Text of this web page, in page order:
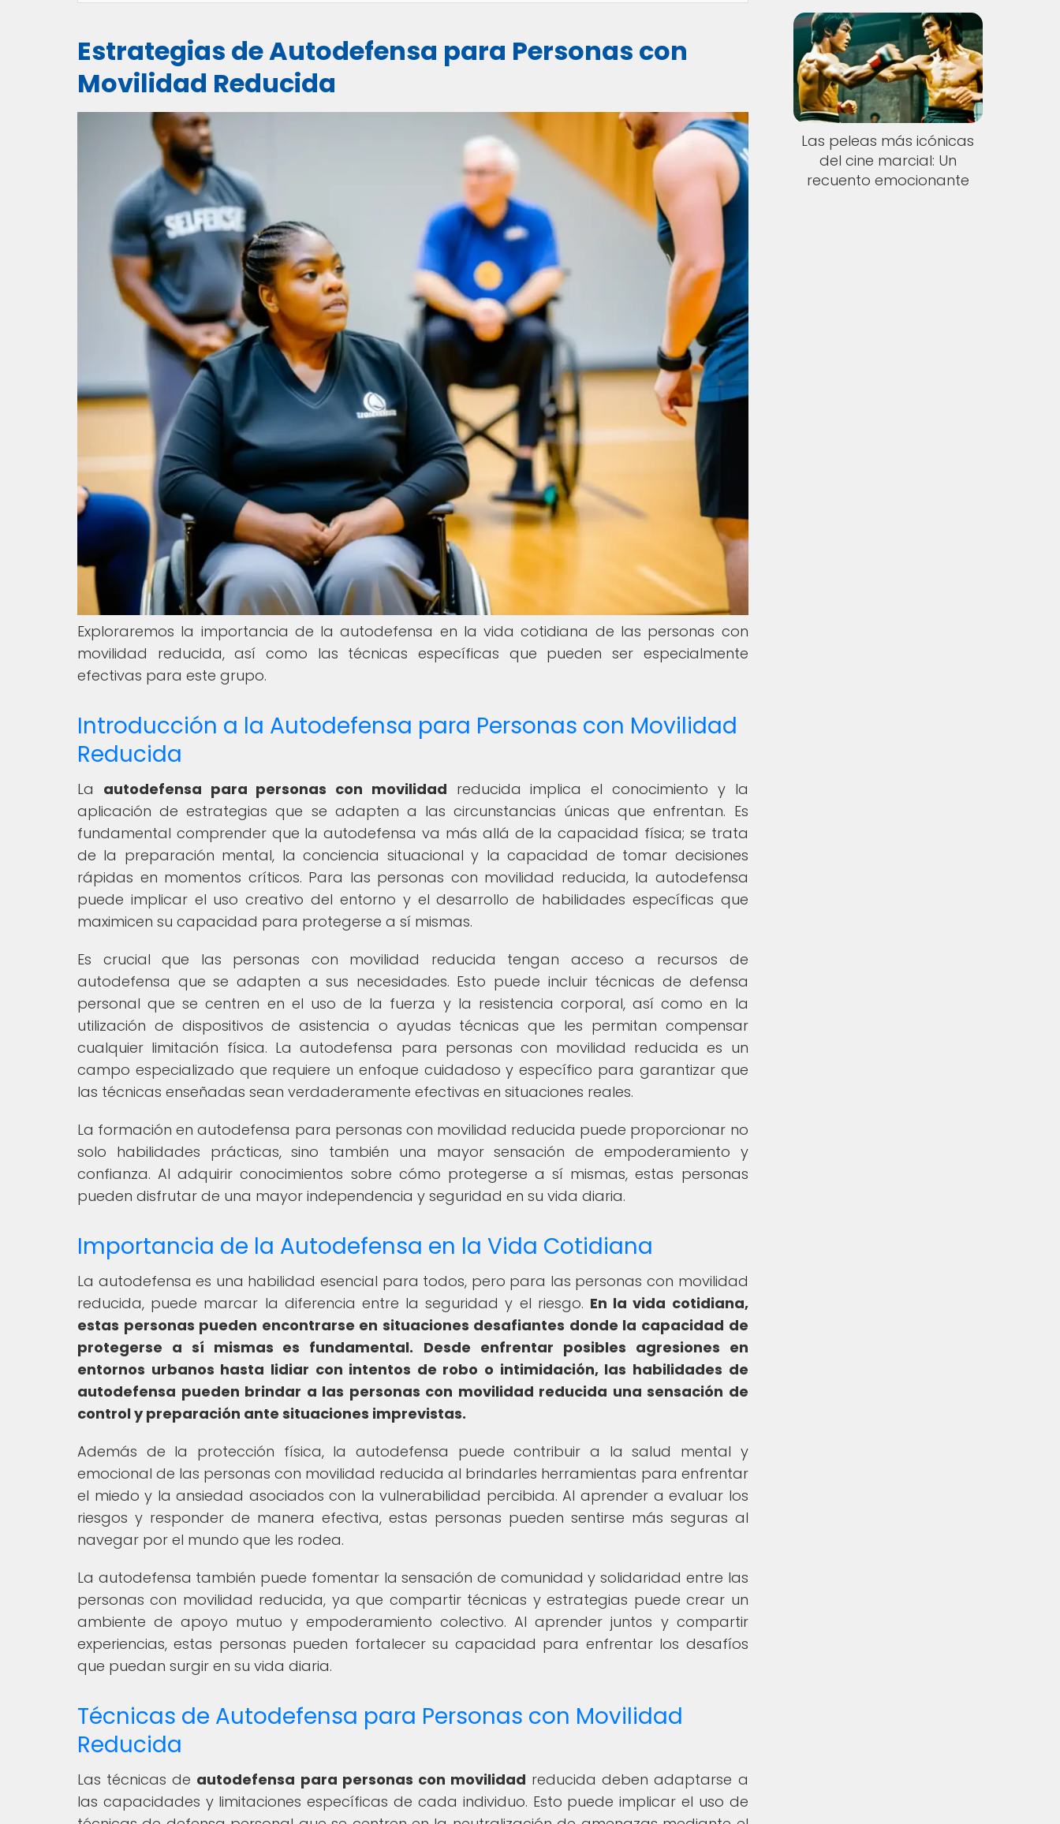
Estrategias de Autodefensa para Personas con
Movilidad Reducida
Exploraremos la importancia de la autodefensa en la vida cotidiana de las personas con
movilidad reducida, así como las técnicas específicas que pueden ser especialmente
efectivas para este grupo.
Introducción a la Autodefensa para Personas con Movilidad
Reducida
La autodefensa para personas con movilidad reducida implica el conocimiento y la
aplicación de estrategias que se adapten a las circunstancias únicas que enfrentan. Es
fundamental comprender que la autodefensa va más allá de la capacidad física; se trata
de la preparación mental, la conciencia situacional y la capacidad de tomar decisiones
rápidas en momentos críticos. Para las personas con movilidad reducida, la autodefensa
puede implicar el uso creativo del entorno y el desarrollo de habilidades específicas que
maximicen su capacidad para protegerse a sí mismas.
Es crucial que las personas con movilidad reducida tengan acceso a recursos de
autodefensa que se adapten a sus necesidades. Esto puede incluir técnicas de defensa
personal que se centren en el uso de la fuerza y la resistencia corporal, así como en la
utilización de dispositivos de asistencia o ayudas técnicas que les permitan compensar
cualquier limitación física. La autodefensa para personas con movilidad reducida es un
campo especializado que requiere un enfoque cuidadoso y específico para garantizar que
las técnicas enseñadas sean verdaderamente efectivas en situaciones reales.
La formación en autodefensa para personas con movilidad reducida puede proporcionar no
solo habilidades prácticas, sino también una mayor sensación de empoderamiento y
confianza. Al adquirir conocimientos sobre cómo protegerse a sí mismas, estas personas
pueden disfrutar de una mayor independencia y seguridad en su vida diaria.
Importancia de la Autodefensa en la Vida Cotidiana
La autodefensa es una habilidad esencial para todos, pero para las personas con movilidad
reducida, puede marcar la diferencia entre la seguridad y el riesgo. En la vida cotidiana,
estas personas pueden encontrarse en situaciones desafiantes donde la capacidad de
protegerse a sí mismas es fundamental. Desde enfrentar posibles agresiones en
entornos urbanos hasta lidiar con intentos de robo o intimidación, las habilidades de
autodefensa pueden brindar a las personas con movilidad reducida una sensación de
control y preparación ante situaciones imprevistas.
Además de la protección física, la autodefensa puede contribuir a la salud mental y
emocional de las personas con movilidad reducida al brindarles herramientas para enfrentar
el miedo y la ansiedad asociados con la vulnerabilidad percibida. Al aprender a evaluar los
riesgos y responder de manera efectiva, estas personas pueden sentirse más seguras al
navegar por el mundo que les rodea.
La autodefensa también puede fomentar la sensación de comunidad y solidaridad entre las
personas con movilidad reducida, ya que compartir técnicas y estrategias puede crear un
ambiente de apoyo mutuo y empoderamiento colectivo. Al aprender juntos y compartir
experiencias, estas personas pueden fortalecer su capacidad para enfrentar los desafíos
que puedan surgir en su vida diaria.
Técnicas de Autodefensa para Personas con Movilidad
Reducida
Las técnicas de autodefensa para personas con movilidad reducida deben adaptarse a
las capacidades y limitaciones específicas de cada individuo. Esto puede implicar el uso de
Las peleas más icónicas
del cine marcial: Un
recuento emocionante